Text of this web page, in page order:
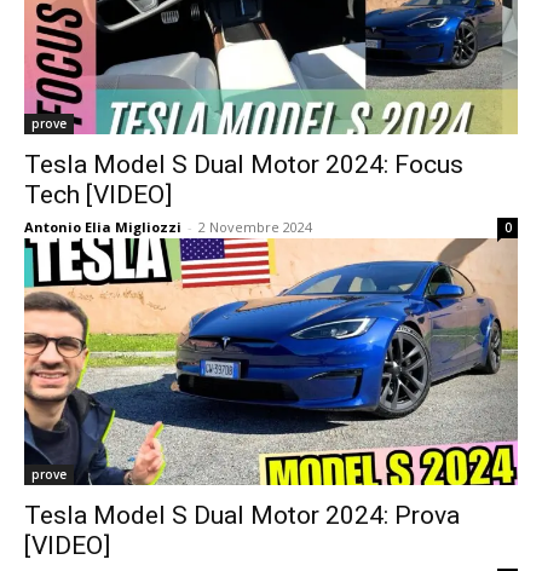
prove
Tesla Model S Dual Motor 2024: Focus
Tech [VIDEO]
Antonio Elia Migliozzi - 2 Novembre 2024 0
prove
Tesla Model S Dual Motor 2024: Prova
[VIDEO]